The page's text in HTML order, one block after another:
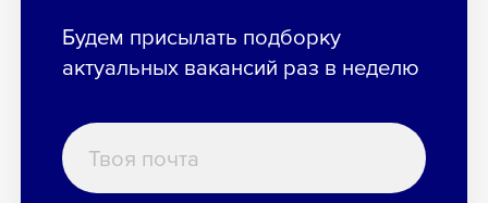
Будем присылать подборку
актуальных вакансий раз в неделю